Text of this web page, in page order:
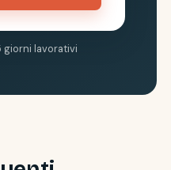
giorni lavorativi